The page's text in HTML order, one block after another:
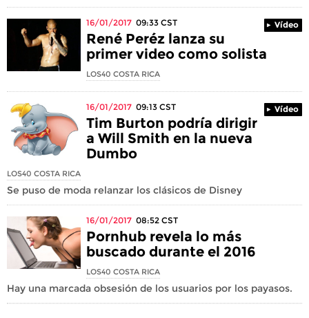
16/01/2017 09:33 CST Vídeo
René Peréz lanza su
primer video como solista
LOS40 COSTA RICA
16/01/2017 09:13 CST Vídeo
Tim Burton podría dirigir
a Will Smith en la nueva
Dumbo
LOS40 COSTA RICA
Se puso de moda relanzar los clásicos de Disney
16/01/2017 08:52 CST
Pornhub revela lo más
buscado durante el 2016
LOS40 COSTA RICA
Hay una marcada obsesión de los usuarios por los payasos.